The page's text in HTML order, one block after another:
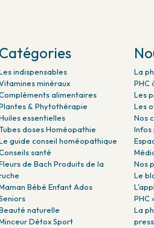
Catégories
indispensables
minéraux
alimentaires
& Phytothérapie
essentielles
doses Homéopathie
guide conseil homéopathique
santé
de Bach Produits de la
Bébé Enfant Ados
naturelle
Détox Sport
La
PHC
Les
Les
Nos
Infos
Nos
Le
PHC
La